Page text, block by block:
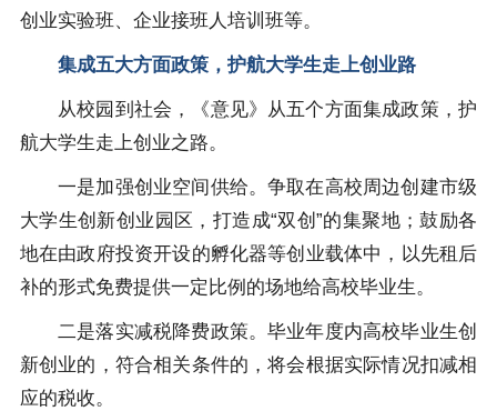
创业实验班、企业接班人培训班等。
集成五大方面政策，护航大学生走上创业路
从校园到社会，《意见》从五个方面集成政策，护
航大学生走上创业之路。
一是加强创业空间供给。争取在高校周边创建市级
大学生创新创业园区，打造成“双创”的集聚地；鼓励各
地在由政府投资开设的孵化器等创业载体中，以先租后
补的形式免费提供一定比例的场地给高校毕业生。
二是落实减税降费政策。毕业年度内高校毕业生创
新创业的，符合相关条件的，将会根据实际情况扣减相
应的税收。